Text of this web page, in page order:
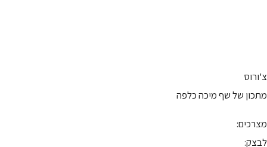
צ'ורוס
מתכון של שף מיכה כלפה
מצרכים:
לבצק: